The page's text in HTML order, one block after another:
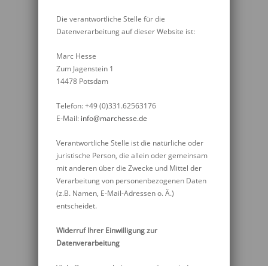
Die verantwortliche Stelle für die
Datenverarbeitung auf dieser Website ist:
Marc Hesse
Zum Jagenstein 1
14478 Potsdam
Telefon: +49 (0)331.62563176
E-Mail: info@marchesse.de
Verantwortliche Stelle ist die natürliche oder
juristische Person, die allein oder gemeinsam
mit anderen über die Zwecke und Mittel der
Verarbeitung von personenbezogenen Daten
(z.B. Namen, E-Mail-Adressen o. Ä.)
entscheidet.
Widerruf Ihrer Einwilligung zur
Datenverarbeitung